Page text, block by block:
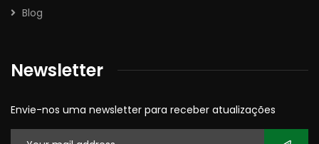
Blog
Newsletter
Envie-nos uma newsletter para receber atualizações